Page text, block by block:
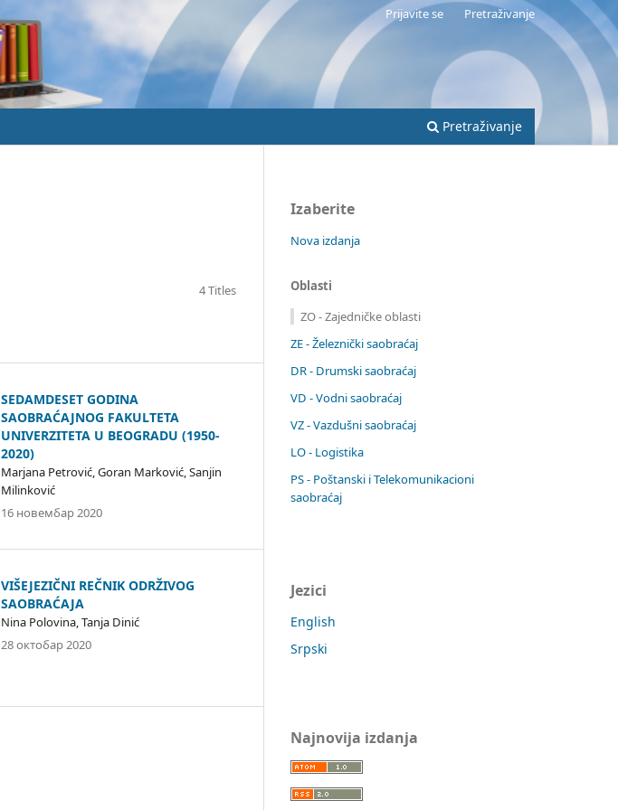
Pretraživanje
Prijavite se Pretraživanje
4 Titles
SEDAMDESET GODINA
SAOBRAĆAJNOG FAKULTETA
UNIVERZITETA U BEOGRADU (1950-
2020)
Marjana Petrović, Goran Marković, Sanjin
Milinković
16 новембар 2020
VIŠEJEZIČNI REČNIK ODRŽIVOG
SAOBRAĆAJA
Nina Polovina, Tanja Dinić
28 октобар 2020
Izaberite
Nova izdanja
Oblasti
ZO - Zajedničke oblasti
ZE - Železnički saobraćaj
DR - Drumski saobraćaj
VD - Vodni saobraćaj
VZ - Vazdušni saobraćaj
LO - Logistika
PS - Poštanski i Telekomunikacioni
saobraćaj
Jezici
English
Srpski
Najnovija izdanja